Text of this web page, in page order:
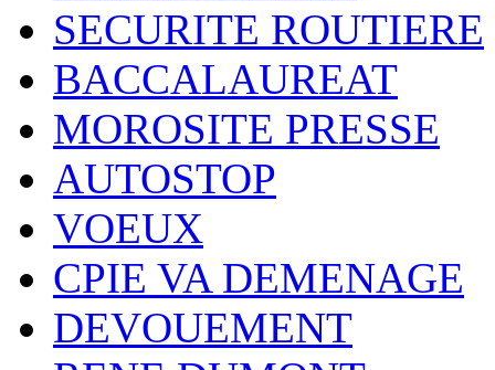
SECURITE ROUTIERE
BACCALAUREAT
MOROSITE PRESSE
AUTOSTOP
VOEUX
CPIE VA DEMENAGE
DEVOUEMENT